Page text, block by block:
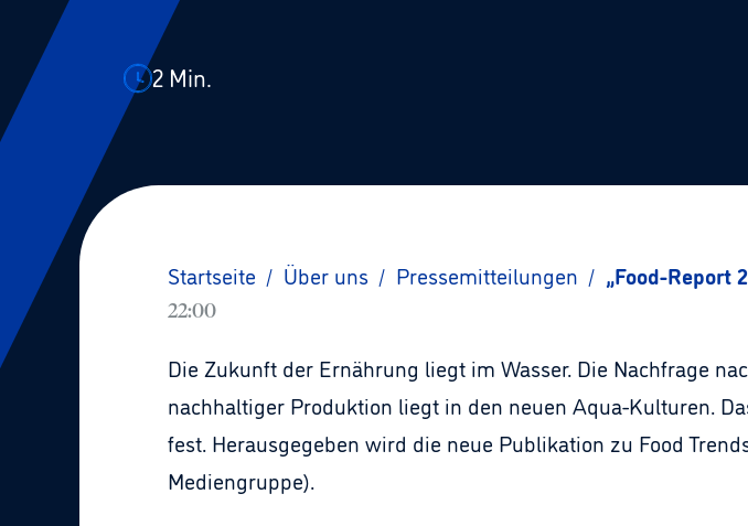
2 Min.
Startseite / Über uns / Pressemitteilungen / „Food-Report
22:00
Die Zukunft der Ernährung liegt im Wasser. Die Nachfrage
nachhaltiger Produktion liegt in den neuen Aqua-Kulturen.
fest. Herausgegeben wird die neue Publikation zu Food
Mediengruppe).